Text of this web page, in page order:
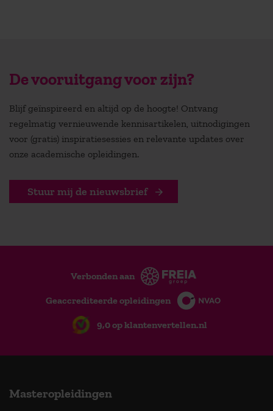
De vooruitgang voor zijn?
Blijf geïnspireerd en altijd op de hoogte! Ontvang
regelmatig vernieuwende kennisartikelen, uitnodigingen
voor (gratis) inspiratiesessies en relevante updates over
onze academische opleidingen.
Stuur mij de nieuwsbrief
Verbonden aan
Geaccrediteerde opleidingen
9,0 op klantenvertellen.nl
Masteropleidingen